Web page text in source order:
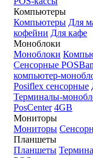
Компьютеры
Компьютеры Для
кофейни Для кафе
Моноблоки
Моноблоки
Сенсорные
компьютер-
Posiflex сенсорные
Терминалы-
PosCenter 4GB
Мониторы
Мониторы
Планшеты
Планшеты